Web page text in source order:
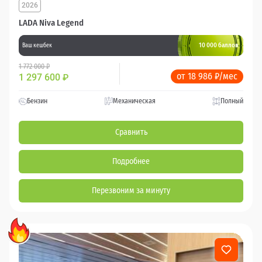
LADA Niva Legend
2026
Ваш кешбек 10 000 баллов
1 772 000 ₽
1 297 600 ₽ от 18 986 ₽/мес
Бензин Механическая Полный
Сравнить
Подробнее
Перезвоним за минуту